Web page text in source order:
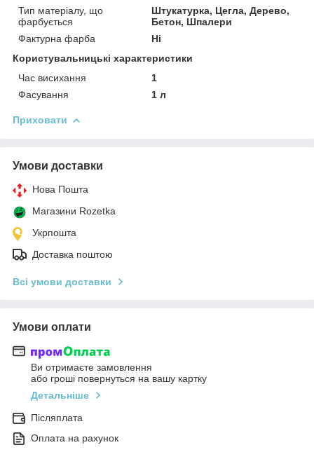
Тип матеріалу, що
фарбується
Штукатурка, Цегла, Дерево,
Бетон, Шпалери
Фактурна фарба
Ні
Користувальницькі характеристики
Час висихання
1
Фасування
1 л
Приховати
Умови доставки
Нова Пошта
Магазини Rozetka
Укрпошта
Доставка поштою
Всі умови доставки
Умови оплати
Ви отримаєте замовлення
або гроші повернуться на вашу картку
Детальніше
Післяплата
Оплата на рахунок